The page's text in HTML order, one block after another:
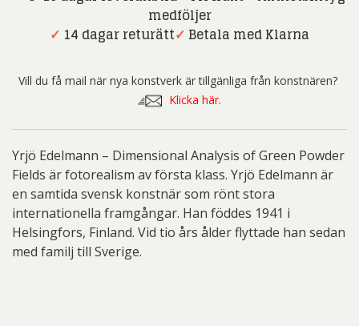
medföljer
✓ 14 dagar returätt✓ Betala med Klarna
Vill du få mail när nya konstverk är tillgänliga från konstnären?
Klicka här.
Yrjö Edelmann – Dimensional Analysis of Green Powder
Fields är fotorealism av första klass. Yrjö Edelmann är
en samtida svensk konstnär som rönt stora
internationella framgångar. Han föddes 1941 i
Helsingfors, Finland. Vid tio års ålder flyttade han sedan
med familj till Sverige.